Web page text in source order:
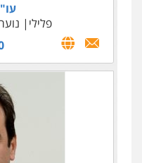
פלילי
כלכלי
פלילי
נוער
עו"ד נס
פלילי
עו"ד